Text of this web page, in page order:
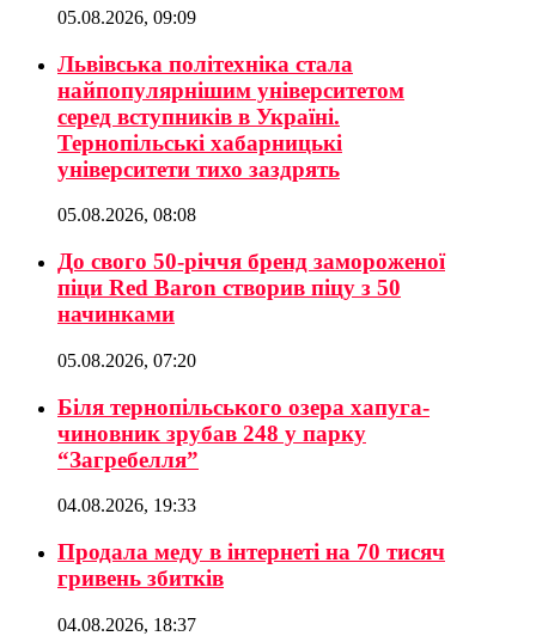
05.08.2026, 09:09
Львівська політехніка стала
найпопулярнішим університетом
серед вступників в Україні.
Тернопільські хабарницькі
університети тихо заздрять
05.08.2026, 08:08
До свого 50-річчя бренд замороженої
піци Red Baron створив піцу з 50
начинками
05.08.2026, 07:20
Біля тернопільського озера хапуга-
чиновник зрубав 248 у парку
“Загребелля”
04.08.2026, 19:33
Продала меду в інтернеті на 70 тисяч
гривень збитків
04.08.2026, 18:37